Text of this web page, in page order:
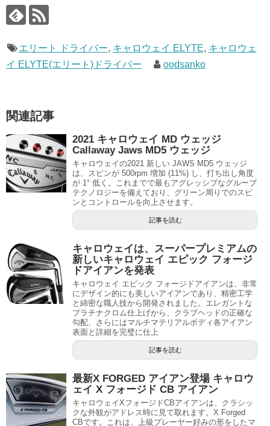
エリート ドライバー, キャロウェイ ELYTE, キャロウェ
イ ELYTE(エリート)ドライバー
oodsanko
関連記事
2021 キャロウェイ MD ウェッジ
Callaway Jaws MD5 ウェッジ
キャロウェイの2021 新しい JAWS MD5 ウェッジ
は、スピンが 500rpm 増加 (11%) し、打ち出し角度
が 1° 低く。これまでで最もアグレッシブなグルーブ
テクノロジーを備えており、グリーン周りでのスピ
ンとコントロールを向上させます。
記事を読む
キャロウェイは、スーパープレミアムの
新しいキャロウェイ エピック フォージ
ドアイアンを発表
キャロウェイ エピック フォージドアイアンは、非常
にデザイン的にも美しいアイアンであり、精密工学
と綿密な職人技から開発されました。エレガントな
プラチナクロム仕上げから、クラブヘッドの正確な
勾配、さらにはマルチマテリアルボディ各アイアン
表面と詳細を完璧に仕上
記事を読む
最新X FORGED アイアン登場 キャロウ
ェイ X フォージド CB アイアン
キャロウェイXフォージドCBアイアンは、クラシッ
クな外観がアドレス時に見て取れます。X Forged
CBです。これは、上級プレーヤー好みの形をしたマ